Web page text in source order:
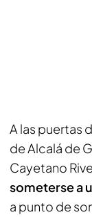
A las puertas
de Alcalá de
Cayetano
someterse a
a punto de